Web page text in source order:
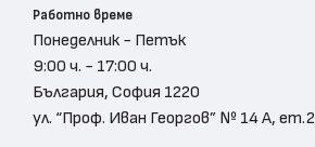
Работно време
Понеделник - Петък
9:00 ч. - 17:00 ч.
България, София 1220
ул. “Проф. Иван Георгов” № 14 А, ет.2